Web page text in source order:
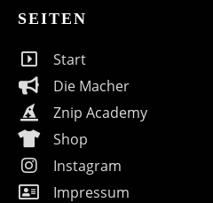
SEITEN
Start
Die Macher
Znip Academy
Shop
Instagram
Impressum